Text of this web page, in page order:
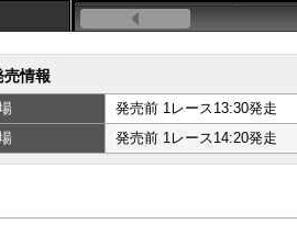
売情報
発売前 1レース13:30発走
発売前 1レース14:20発走